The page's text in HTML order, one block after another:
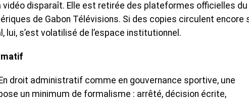
vidéo disparaît. Elle est retirée des plateformes officielles du
de Gabon Télévisions. Si des copies circulent encore
lui, s’est volatilisé de l’espace institutionnel.
droit administratif comme en gouvernance sportive, une
un minimum de formalisme : arrêté, décision écrite,